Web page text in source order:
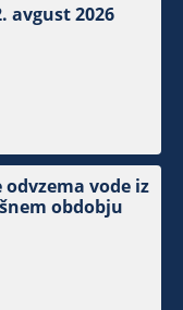
avgust 2026
vode iz
obdobju